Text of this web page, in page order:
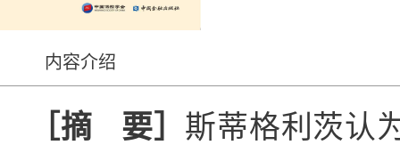
内容介绍
［摘 要］ 斯蒂格利茨认